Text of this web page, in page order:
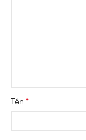
Tên *